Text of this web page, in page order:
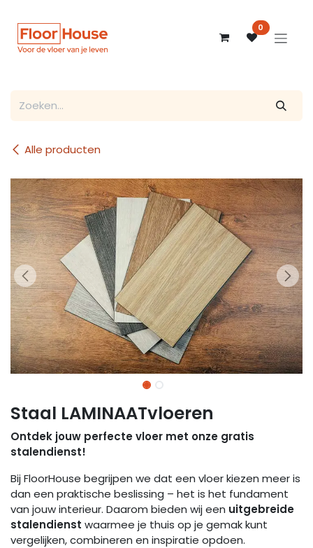
0
Alle producten
Staal LAMINAATvloeren
Ontdek jouw perfecte vloer met onze gratis
stalendienst!
Bij FloorHouse begrijpen we dat een vloer kiezen meer is
dan een praktische beslissing – het is het fundament
van jouw interieur. Daarom bieden wij een uitgebreide
stalendienst waarmee je thuis op je gemak kunt
vergelijken, combineren en inspiratie opdoen.